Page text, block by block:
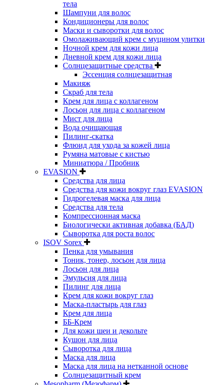
тела
Шампуни для волос
Кондиционеры для волос
Маски и сыворотки для волос
Омолаживающий крем с муцином улитки
Ночной крем для кожи лица
Дневной крем для кожи лица
Солнцезащитные средства
Эссенция солнцезащитная
Макияж
Скраб для тела
Крем для лица с коллагеном
Лосьон для лица с коллагеном
Мист для лица
Вода очищающая
Пилинг-скатка
Флюид для ухода за кожей лица
Румяна матовые с кистью
Миниатюра / Пробник
EVASION
Средства для лица
Средства для кожи вокруг глаз EVASION
Гидрогелевая маска для лица
Средства для тела
Компрессионная маска
Биологически активная добавка (БАД)
Сыворотка для роста волос
ISOV Sorex
Пенка для умывания
Тоник, тонер, лосьон для лица
Лосьон для лица
Эмульсия для лица
Пилинг для лица
Крем для кожи вокруг глаз
Маска-пластырь для глаз
Крем для лица
ББ-Крем
Для кожи шеи и декольте
Кушон для лица
Сыворотка для лица
Маска для лица
Маска для лица на нетканной основе
Солнцезащитный крем